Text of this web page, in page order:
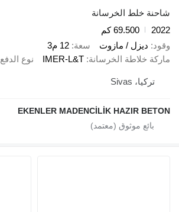
شاحنة خلط الخرسانة
2022
69.500 كم
وقود ديزل / مازوت سعة 12 م3
ماركة خلاطة الخرسانة IMER-L&T نوع الدفع
تركيا، Sivas
EKENLER MADENCİLİK HAZIR BETON